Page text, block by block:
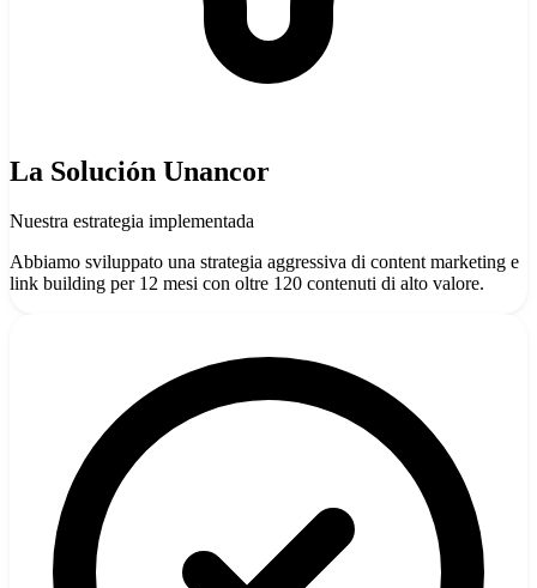
La Solución Unancor
Nuestra estrategia implementada
Abbiamo sviluppato una strategia aggressiva di content marketing e
link building per 12 mesi con oltre 120 contenuti di alto valore.